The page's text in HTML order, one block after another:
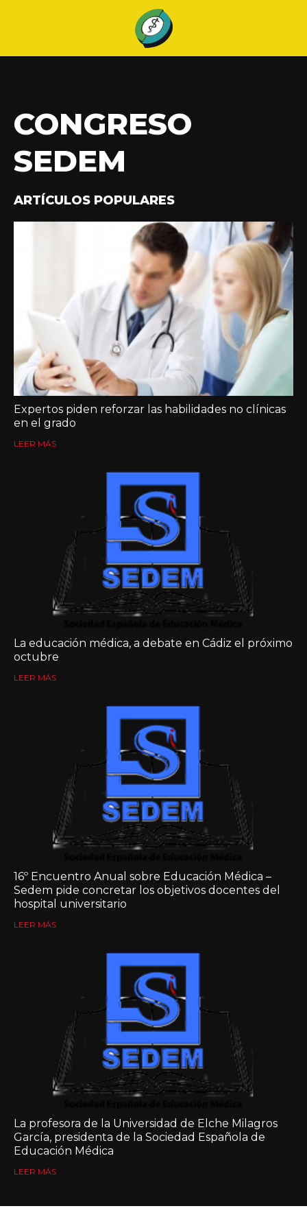
CONGRESO
SEDEM
ARTÍCULOS POPULARES
Expertos piden reforzar las habilidades no clínicas
en el grado
LEER MÁS
La educación médica, a debate en Cádiz el próximo
octubre
LEER MÁS
16º Encuentro Anual sobre Educación Médica –
Sedem pide concretar los objetivos docentes del
hospital universitario
LEER MÁS
La profesora de la Universidad de Elche Milagros
García, presidenta de la Sociedad Española de
Educación Médica
LEER MÁS